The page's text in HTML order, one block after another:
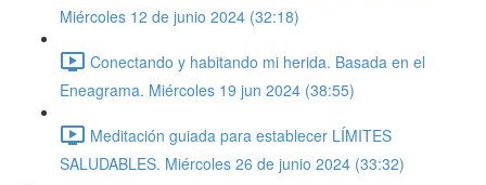
Miércoles 12 de junio 2024 (32:18)
Conectando y habitando mi herida. Basada en el
Eneagrama. Miércoles 19 jun 2024 (38:55)
Meditación guiada para establecer LÍMITES
SALUDABLES. Miércoles 26 de junio 2024 (33:32)